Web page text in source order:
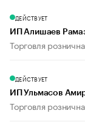
ДЕЙСТВУЕТ
ИП Алишаев
Торговля
ДЕЙСТВУЕТ
ИП Ульмасов
Торговля